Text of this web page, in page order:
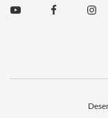
Youtube Facebook